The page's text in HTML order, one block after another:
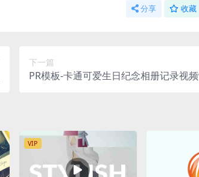
分享 收藏
下一篇
PR模板-卡通可爱生日纪念相册记录视
VIP